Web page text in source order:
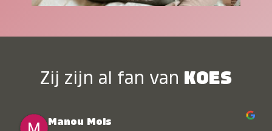
Zij zijn al fan van KOES
Manou Mols